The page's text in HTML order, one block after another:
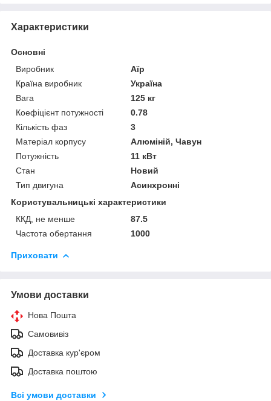
Характеристики
Основні
Виробник
Аїр
Країна виробник
Україна
Вага
125 кг
Коефіцієнт потужності
0.78
Кількість фаз
3
Матеріал корпусу
Алюміній, Чавун
Потужність
11 кВт
Стан
Новий
Тип двигуна
Асинхронні
Користувальницькі характеристики
ККД, не менше
87.5
Частота обертання
1000
Приховати
Умови доставки
Нова Пошта
Самовивіз
Доставка кур'єром
Доставка поштою
Всі умови доставки